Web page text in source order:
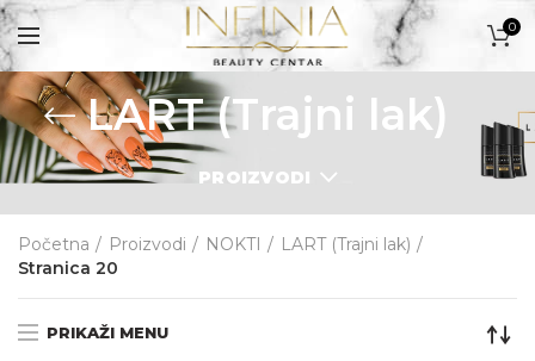
0
LART (Trajni lak)
PROIZVODI
Početna Proizvodi NOKTI
LART (Trajni lak)
Stranica 20
PRIKAŽI MENU
PROIZVODI